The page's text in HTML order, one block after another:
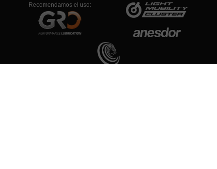
Recomendamos el uso: